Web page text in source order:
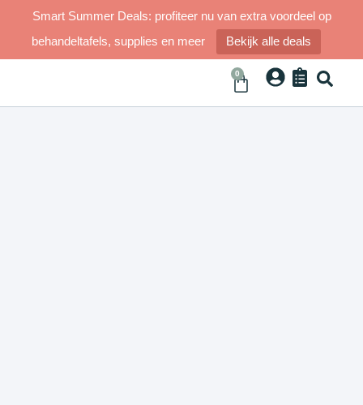
Smart Summer Deals: profiteer nu van extra voordeel op
behandeltafels, supplies en meer
Bekijk alle deals
0